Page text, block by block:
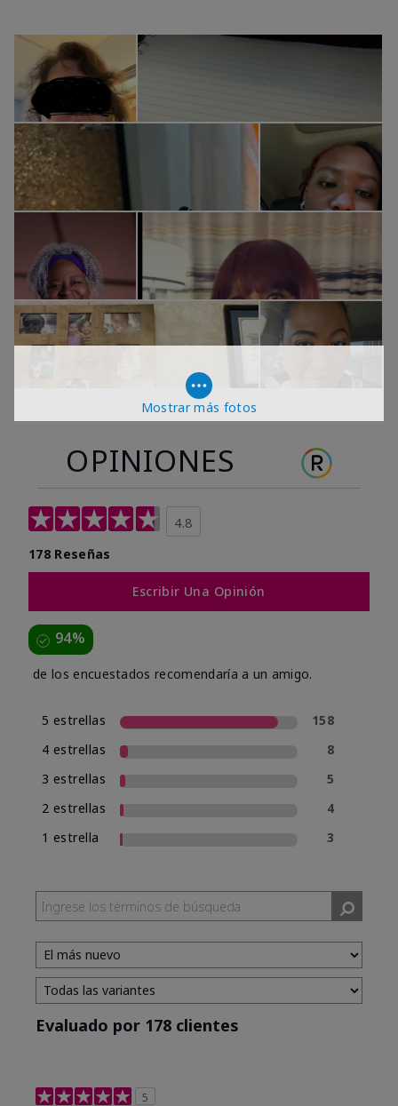
Mostrar más fotos
OPINIONES
4.8
178 Reseñas
Escribir Una Opinión
94%
de los encuestados recomendaría a un amigo.
5 estrellas
158
4 estrellas
8
3 estrellas
5
2 estrellas
4
1 estrella
3
Evaluado por 178 clientes
5